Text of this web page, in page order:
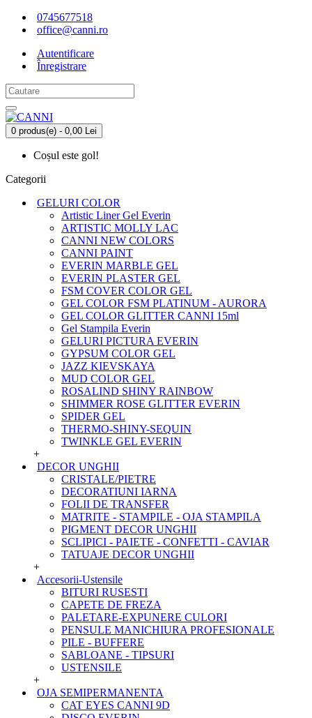
0745677518
office@canni.ro
Autentificare
Înregistrare
0 produs(e) - 0,00 Lei
Coșul este gol!
Categorii
GELURI COLOR
Artistic Liner Gel Everin
ARTISTIC MOLLY LAC
CANNI NEW COLORS
CANNI PAINT
EVERIN MARBLE GEL
EVERIN PLASTER GEL
FSM COVER COLOR GEL
GEL COLOR FSM PLATINUM - AURORA
GEL COLOR GLITTER CANNI 15ml
Gel Stampila Everin
GELURI PICTURA EVERIN
GYPSUM COLOR GEL
JAZZ KIEVSKAYA
MUD COLOR GEL
ROSALIND SHINY RAINBOW
SHIMMER ROSE GLITTER EVERIN
SPIDER GEL
THERMO-SHINY-SEQUIN
TWINKLE GEL EVERIN
+
DECOR UNGHII
CRISTALE/PIETRE
DECORATIUNI IARNA
FOLII DE TRANSFER
MATRITE - STAMPILE - OJA STAMPILA
PIGMENT DECOR UNGHII
SCLIPICI - PAIETE - CONFETTI - CAVIAR
TATUAJE DECOR UNGHII
+
Accesorii-Ustensile
BITURI RUSESTI
CAPETE DE FREZA
PALETARE-EXPUNERE CULORI
PENSULE MANICHIURA PROFESIONALE
PILE - BUFFERE
SABLOANE - TIPSURI
USTENSILE
+
OJA SEMIPERMANENTA
CAT EYES CANNI 9D